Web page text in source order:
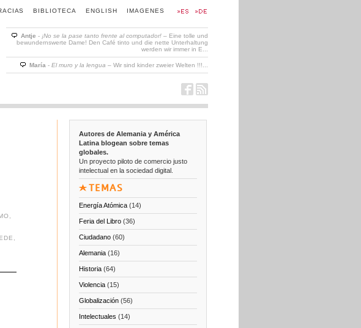
IMAGENES
ENGLISH
BIBLIOTECA
Antje - ¡No se la pase tanto frente al computador!– Eine tolle und
bewundernswerte Dame! Den Café tinto und die nette Unterhaltung
werden wir immer in E...
María - El muro y la lengua – Wir sind kinder zweier Welten !!!...
Autores de Alemania y América
Latina blogean sobre temas
globales.
Un proyecto piloto de comercio justo
intelectual en la sociedad digital.
TEMAS
Energía Atómica(14)
Feria del Libro(36)
Ciudadano(60)
Alemania(16)
Historia(64)
Violencia(15)
Globalización(56)
Intelectuales (14)